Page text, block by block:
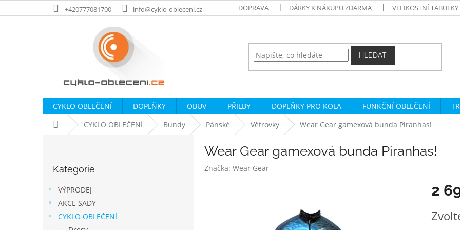
na
+420777081700 info@cyklo-obleceni.cz DOPRAVA DÁRKY K NÁKUPU ZDARMA VELIKOSTNÍ TABULKY
HLEDAT
CYKLO OBLEČENÍ DOPLŇKY OBUV PŘILBY DOPLŇKY PRO KOLA FUNKČNÍ OBLEČENÍ
Domů CYKLO OBLEČENÍ Bundy Pánské Větrovky Wear Gear gamexová bunda Piranhas!
kategorie
Kategorie
VÝPRODEJ
AKCE SADY
CYKLO OBLEČENÍ
Wear Gear gamexová bunda Piranhas!
Značka: Wear Gear
2
cena: